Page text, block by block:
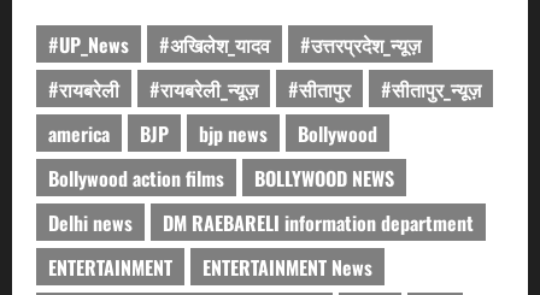
#UP_News #अखिलेश_यादव
#उत्तरप्रदेश_न्यूज़
#रायबरेली
#रायबरेली_न्यूज़ #सीतापुर
#सीतापुर_न्यूज़
america
BJP bjp news
Bollywood
Bollywood action films
BOLLYWOOD NEWS
Delhi news
DM RAEBARELI information department
ENTERTAINMENT
ENTERTAINMENT News